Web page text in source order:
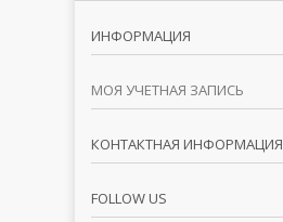
ИНФОРМАЦИЯ
МОЯ УЧЕТНАЯ ЗАПИСЬ
КОНТАКТНАЯ ИНФОРМАЦИЯ
FOLLOW US